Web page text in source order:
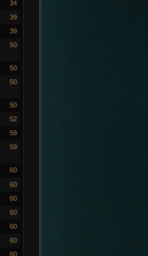
34
39
39
50
50
50
50
52
59
59
60
60
60
60
60
60
60